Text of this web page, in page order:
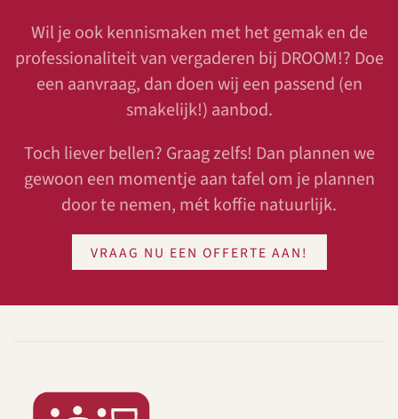
Wil je ook kennismaken met het gemak en de
professionaliteit van vergaderen bij DROOM!? Doe
een aanvraag, dan doen wij een passend (en
smakelijk!) aanbod.
Toch liever bellen? Graag zelfs! Dan plannen we
gewoon een momentje aan tafel om je plannen
door te nemen, mét koffie natuurlijk.
VRAAG NU EEN OFFERTE AAN!